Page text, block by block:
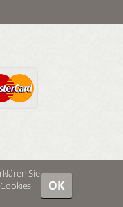
Sie
Cookies
OK